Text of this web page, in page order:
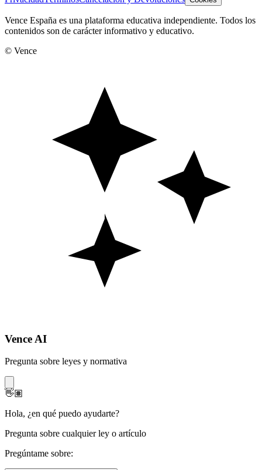
Vence España es una plataforma educativa independiente. Todos los
contenidos son de carácter informativo y educativo.
© Vence
Vence AI
Pregunta sobre leyes y normativa
👋🏽
Hola, ¿en qué puedo ayudarte?
Pregunta sobre cualquier ley o artículo
Pregúntame sobre: